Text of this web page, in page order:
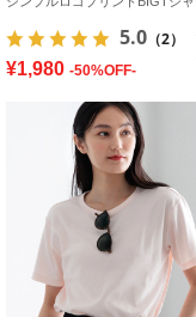
5.0 （2）
¥1,980 -50%OFF-